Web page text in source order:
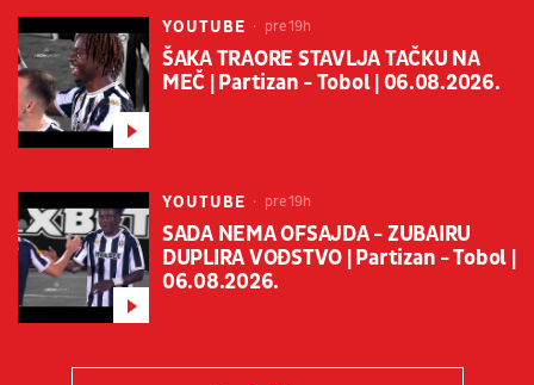
YOUTUBE pre 19h
ŠAKA TRAORE STAVLJA TAČKU NA
MEČ | Partizan - Tobol | 06.08.2026.
YOUTUBE pre 19h
SADA NEMA OFSAJDA - ZUBAIRU
DUPLIRA VOĐSTVO | Partizan - Tobol |
06.08.2026.